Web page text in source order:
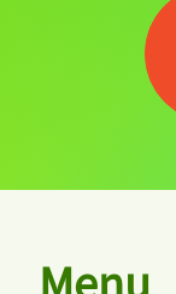
Menu